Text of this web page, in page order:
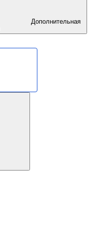
Дополнительная